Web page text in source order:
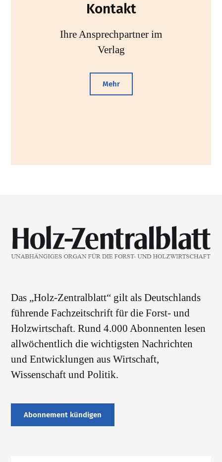
Kontakt
Ihre Ansprechpartner im
Verlag
Mehr
Das „Holz-Zentralblatt“ gilt als Deutschlands
führende Fachzeitschrift für die Forst- und
Holzwirtschaft. Rund 4.000 Abonnenten lesen
allwöchentlich die wichtigsten Nachrichten
und Entwicklungen aus Wirtschaft,
Wissenschaft und Politik.
Abonnement kündigen